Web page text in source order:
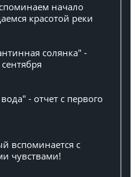
начало
красотой реки
солянка" -
- отчет с первого
вспоминается с
чувствами!